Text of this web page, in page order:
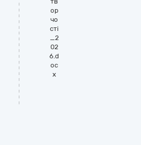
ор
чо
сті
_2
02
6.d
oc
x